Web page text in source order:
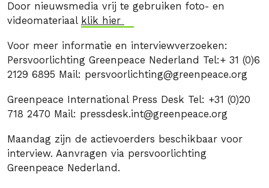
Door nieuwsmedia vrij te gebruiken foto- en
videomateriaal klik hier
Voor meer informatie en interviewverzoeken:
Persvoorlichting Greenpeace Nederland Tel:+ 31 (0)6
2129 6895 Mail: persvoorlichting@greenpeace.org
Greenpeace International Press Desk Tel: +31 (0)20
718 2470 Mail: pressdesk.int@greenpeace.org
Maandag zijn de actievoerders beschikbaar voor
interview. Aanvragen via persvoorlichting
Greenpeace Nederland.